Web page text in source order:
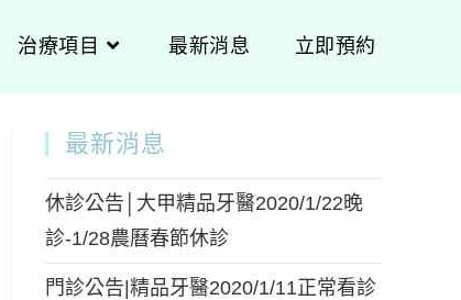
治療項目 最新消息 立即預約
最新消息
休診公告│大甲精品牙醫2020/1/22晚
診-1/28農曆春節休診
門診公告|精品牙醫2020/1/11正常看診